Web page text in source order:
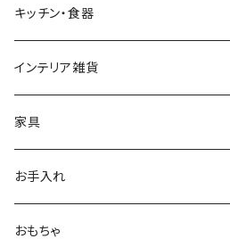
キッチン・食器
インテリア雑貨
家具
お手入れ
お手入れ
おもちゃ